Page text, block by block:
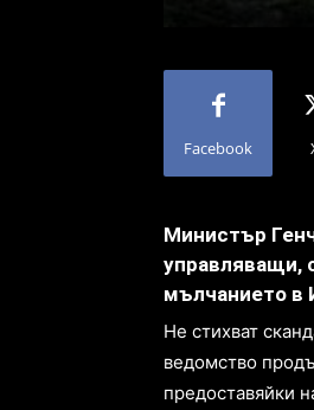
Facebook
Министър
управляващи,
мълчанието в
Не стихват
ведомство
предоставяйки